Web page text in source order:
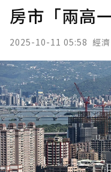
房市「兩高
2025-10-11 05:58 經